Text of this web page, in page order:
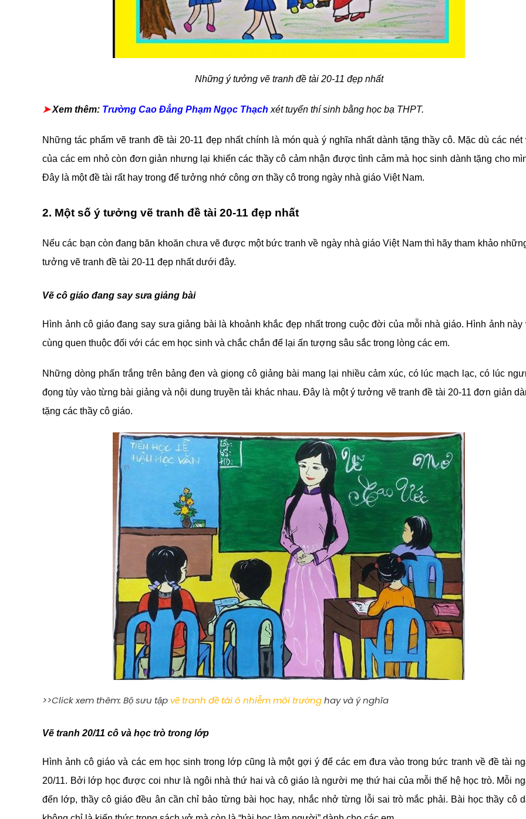
Những ý tưởng vẽ tranh đề tài 20-11 đẹp nhất
➤Xem thêm: Trường Cao Đẳng Phạm Ngọc Thạch xét tuyển thí sinh bằng học bạ THPT.
Những tác phẩm vẽ tranh đề tài 20-11 đẹp nhất chính là món quà ý nghĩa nhất dành tặng thầy cô. Mặc dù các nét
của các em nhỏ còn đơn giản nhưng lại khiến các thầy cô cảm nhận được tình cảm mà học sinh dành tặng cho
Đây là một đề tài rất hay trong để tưởng nhớ công ơn thầy cô trong ngày nhà giáo Việt Nam.
2. Một số ý tưởng vẽ tranh đề tài 20-11 đẹp nhất
Nếu các bạn còn đang băn khoăn chưa vẽ được một bức tranh về ngày nhà giáo Việt Nam thì hãy tham khảo
tưởng vẽ tranh đề tài 20-11 đẹp nhất dưới đây.
Vẽ cô giáo đang say sưa giảng bài
Hình ảnh cô giáo đang say sưa giảng bài là khoảnh khắc đẹp nhất trong cuộc đời của mỗi nhà giáo. Hình ảnh này
cùng quen thuộc đối với các em học sinh và chắc chắn để lại ấn tượng sâu sắc trong lòng các em.
Những dòng phấn trắng trên bảng đen và giọng cô giảng bài mang lại nhiều cảm xúc, có lúc mạch lạc, có lúc
đọng tùy vào từng bài giảng và nội dung truyền tải khác nhau. Đây là một ý tưởng vẽ tranh đề tài 20-11 đơn giản
tặng các thầy cô giáo.
>>Click xem thêm: Bộ sưu tập vẽ tranh đề tài ô nhiễm môi trườnghay và ý nghĩa
Vẽ tranh 20/11 cô và học trò trong lớp
Hình ảnh cô giáo và các em học sinh trong lớp cũng là một gợi ý để các em đưa vào trong bức tranh về đề tài
20/11. Bởi lớp học được coi như là ngôi nhà thứ hai và cô giáo là người mẹ thứ hai của mỗi thế hệ học trò. Mỗi
đến lớp, thầy cô giáo đều ân cần chỉ bảo từng bài học hay, nhắc nhở từng lỗi sai trò mắc phải. Bài học thầy cô